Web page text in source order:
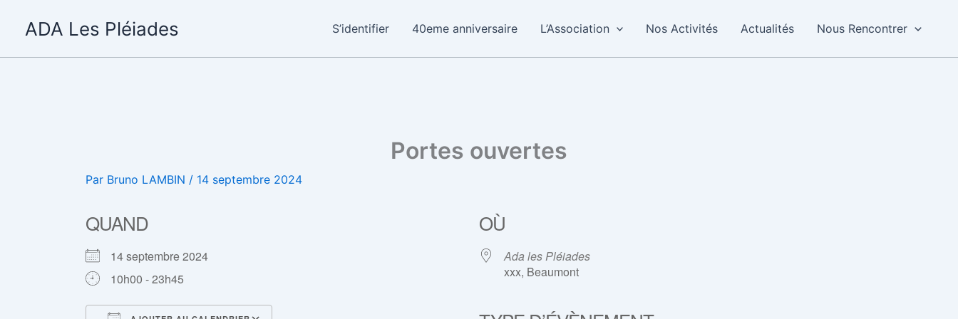
ADA Les Pléiades S’identifier 40eme anniversaire L’Association Nos Activités Actualités Nous Rencontrer
Portes ouvertes
Par Bruno LAMBIN / 14 septembre 2024
QUAND
14 septembre 2024
10h00 - 23h45
OÙ
Ada les Pléiades
xxx, Beaumont